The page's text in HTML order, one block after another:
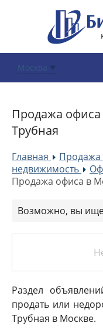
Москва
Продажа
Трубная
Главная »Продажа
недвижимость
»
Продажа офиса в
Возможно, вы
Раздел
продать или
Трубная в Москве.